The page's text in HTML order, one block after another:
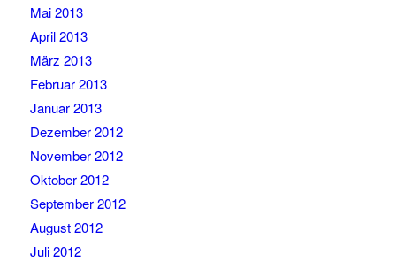
Mai 2013
April 2013
März 2013
Februar 2013
Januar 2013
Dezember 2012
November 2012
Oktober 2012
September 2012
August 2012
Juli 2012